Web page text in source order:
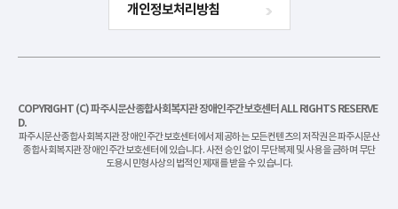
개인정보처리방침
COPYRIGHT (C) 파주시문산종합사회복지관 장애인주간보호센터 ALL RIGHTS RESERVE
D.
파주시문산종합사회복지관 장애인주간보호센터에서 제공하는 모든컨텐츠의 저작권은 파주시문산
종합사회복지관 장애인주간보호센터에 있습니다. 사전 승인 없이 무단복제 및 사용을 금하며 무단
도용시 민형사상의 법적인 제재를 받을 수 있습니다.